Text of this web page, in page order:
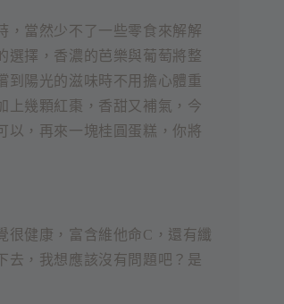
，當然少不了一些零食來解解
選擇，香濃的芭樂與葡萄將整
到陽光的滋味時不用擔心體重
上幾顆紅棗，香甜又補氣，今
以，再來一塊桂圓蛋糕，你將
很健康，富含維他命C，還有纖
去，我想應該沒有問題吧？是